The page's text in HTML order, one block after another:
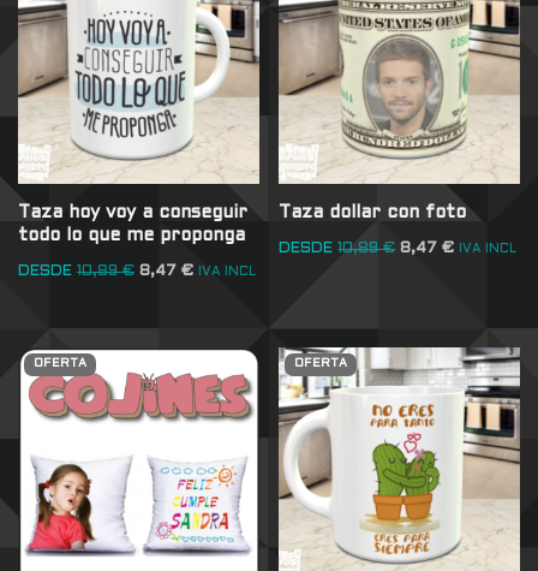
Taza hoy voy a conseguir
todo lo que me proponga
DESDE 10,89€ 8,47 € IVA INCL
Taza dollar con foto
DESDE 10,89€ 8,47€ IVA INCL
OFERTA OFERTA